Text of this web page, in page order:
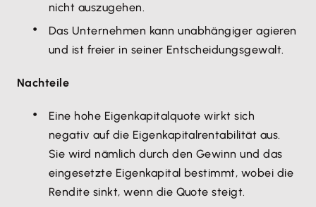
nicht auszugehen.
Das Unternehmen kann unabhängiger agieren
und ist freier in seiner Entscheidungsgewalt.
Nachteile
Eine hohe Eigenkapitalquote wirkt sich
negativ auf die Eigenkapitalrentabilität aus.
Sie wird nämlich durch den Gewinn und das
eingesetzte Eigenkapital bestimmt, wobei die
Rendite sinkt, wenn die Quote steigt.